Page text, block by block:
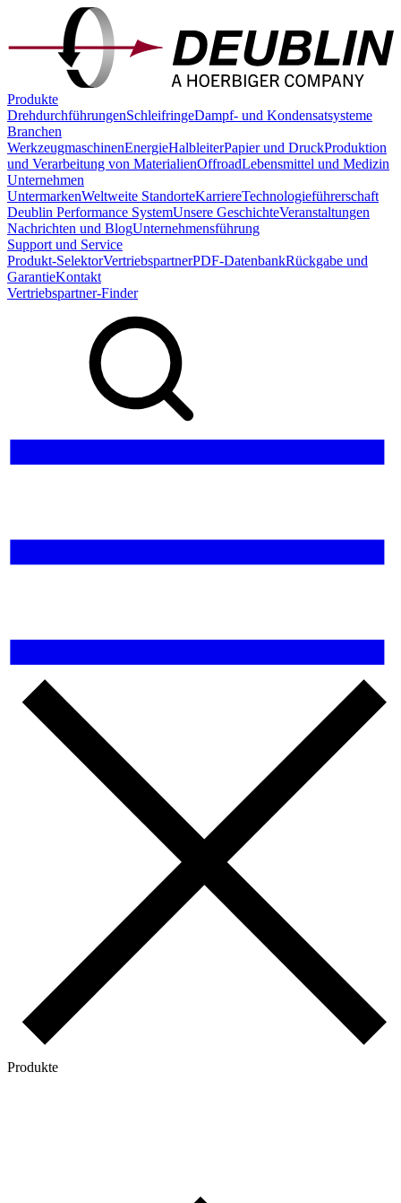
Produkte
DrehdurchführungenSchleifringeDampf- und Kondensatsysteme
Branchen
WerkzeugmaschinenEnergieHalbleiterPapier und DruckProduktion
und Verarbeitung von MaterialienOffroadLebensmittel und Medizin
Unternehmen
UntermarkenWeltweite StandorteKarriereTechnologieführerschaft
Deublin Performance SystemUnsere GeschichteVeranstaltungen
Nachrichten und BlogUnternehmensführung
Support und Service
Produkt-SelektorVertriebspartnerPDF-DatenbankRückgabe und
GarantieKontakt
Vertriebspartner-Finder
Produkte